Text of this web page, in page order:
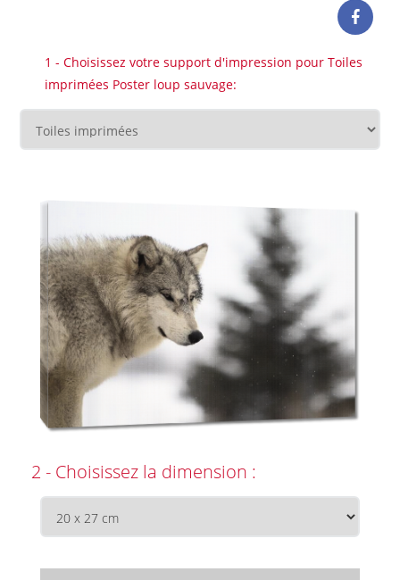
1 - Choisissez votre support d'impression pour Toiles
imprimées Poster loup sauvage:
2 - Choisissez la dimension :